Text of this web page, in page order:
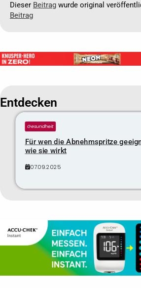
Dieser Beitrag wurde original
Beitrag
Entdecken
Gesundheit
Für wen die Abnehmspritze
wie sie wirkt
07.09.2025